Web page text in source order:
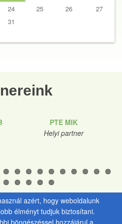
24 25 26
27
31
PTE MIK
Helyi partner
azért, hogy weboldalunk
élményt tudjuk biztosítani.
böngészéssel hozzájárul a